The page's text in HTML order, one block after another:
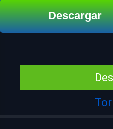
Descargar